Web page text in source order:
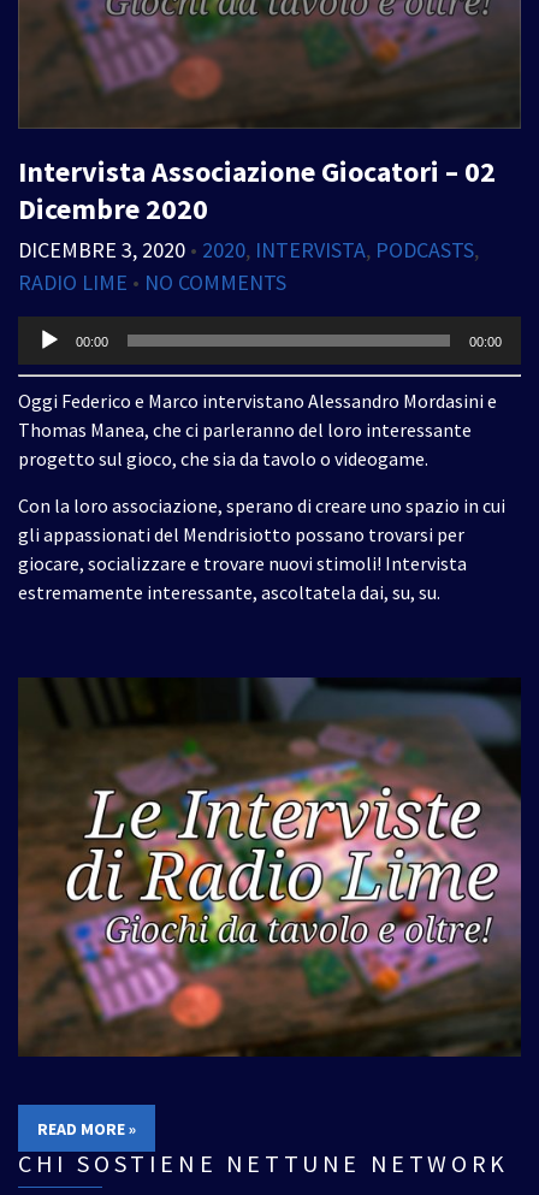
Intervista Associazione Giocatori – 02
Dicembre 2020
DICEMBRE 3, 2020 • 2020, INTERVISTA, PODCASTS,
RADIO LIME • NO COMMENTS
Audio
Player
00:00 00:00
Oggi Federico e Marco intervistano Alessandro Mordasini e
Thomas Manea, che ci parleranno del loro interessante
progetto sul gioco, che sia da tavolo o videogame.
Con la loro associazione, sperano di creare uno spazio in cui
gli appassionati del Mendrisiotto possano trovarsi per
giocare, socializzare e trovare nuovi stimoli! Intervista
estremamente interessante, ascoltatela dai, su, su.
READ MORE »
CHI SOSTIENE NETTUNE NETWORK